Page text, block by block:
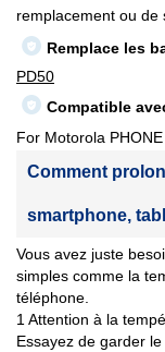
remplacement ou de
Remplace les
PD50
Compatible
For Motorola PHONE
Comment
smartphone,
Vous avez juste
simples comme la
téléphone.
1 Attention à la
Essayez de garder